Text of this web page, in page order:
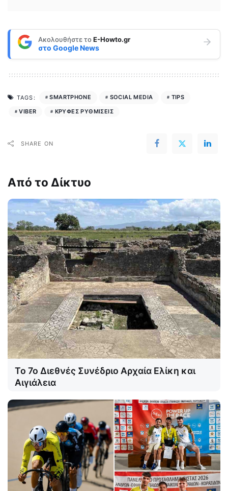
Ακολουθήστε τοE-Howto.gr
στο Google News
TAGS: SMARTPHONE SOCIAL MEDIA
TIPS
VIBER
ΚΡΥΦΕΣ ΡΥΘΜΙΣΕΙΣ
SHARE ON
Από το Δίκτυο
Το 7ο Διεθνές Συνέδριο Αρχαία Ελίκη και
Αιγιάλεια